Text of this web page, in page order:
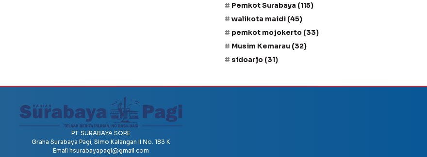
Pemkot Surabaya (115)
walikota maidi (45)
pemkot mojokerto (33)
Musim Kemarau (32)
sidoarjo (31)
PT. SURABAYA SORE
Graha Surabaya Pagi, Simo Kalangan II No. 183 K
Email hsurabayapagi@gmail.com